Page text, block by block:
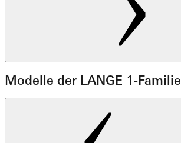
Modelle der LANGE 1-Familie